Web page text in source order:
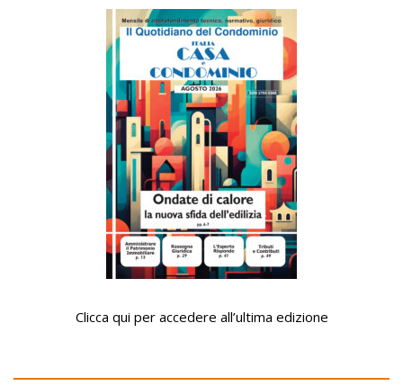
Clicca qui per accedere all’ultima edizione